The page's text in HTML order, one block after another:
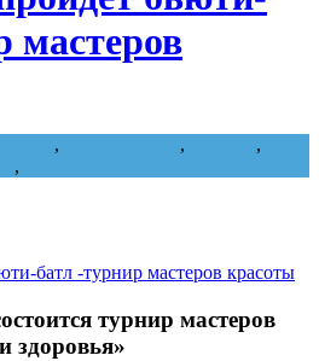
мастеров
, ,
,
,
турнир мастеров
здоровья»